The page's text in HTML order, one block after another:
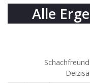
Alle